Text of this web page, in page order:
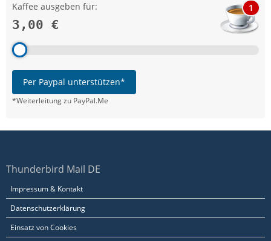
Kaffee ausgeben für:
3,00 €
1
Per Paypal unterstützen*
*Weiterleitung zu PayPal.Me
Thunderbird Mail DE
Impressum & Kontakt
Datenschutzerklärung
Einsatz von Cookies